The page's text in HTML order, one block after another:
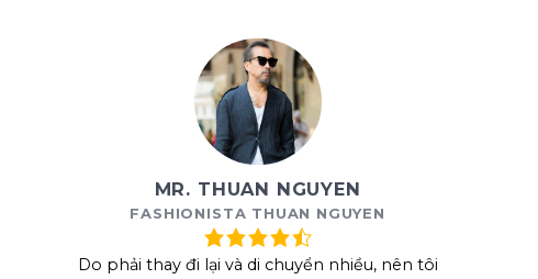
MR. THUAN NGUYEN
FASHIONISTA THUAN NGUYEN
Do phải thay đi lại và di chuyển nhiều, nên tôi